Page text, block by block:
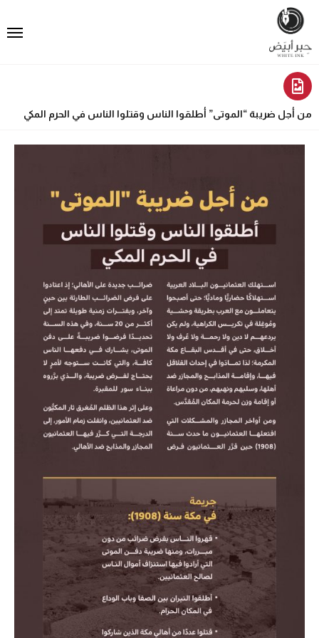
من أجل ضريبة “الموتى” أطلقوا الناس وقتلوا الناس في الحرم المكي